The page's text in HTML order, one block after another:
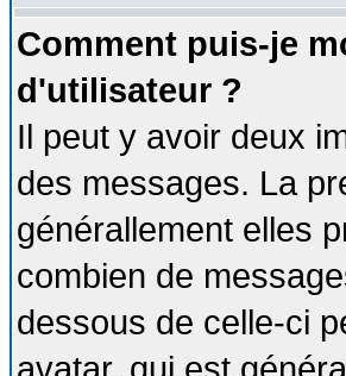
Comment puis-je
d'utilisateur ?
Il peut y avoir deux
des messages. La
générallement elles
combien de
dessous de celle-ci